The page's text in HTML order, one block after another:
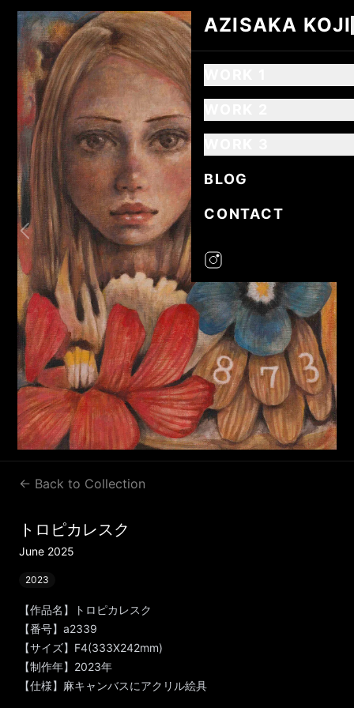
← Back to Collection
トロピカレスク
June 2025
2023
【作品名】トロピカレスク
【番号】a2339
【サイズ】F4(333X242mm)
【制作年】2023年
【仕様】麻キャンバスにアクリル絵具
AZISAKA KOJI
AZISAKA KOJI
BLOG
CONTACT